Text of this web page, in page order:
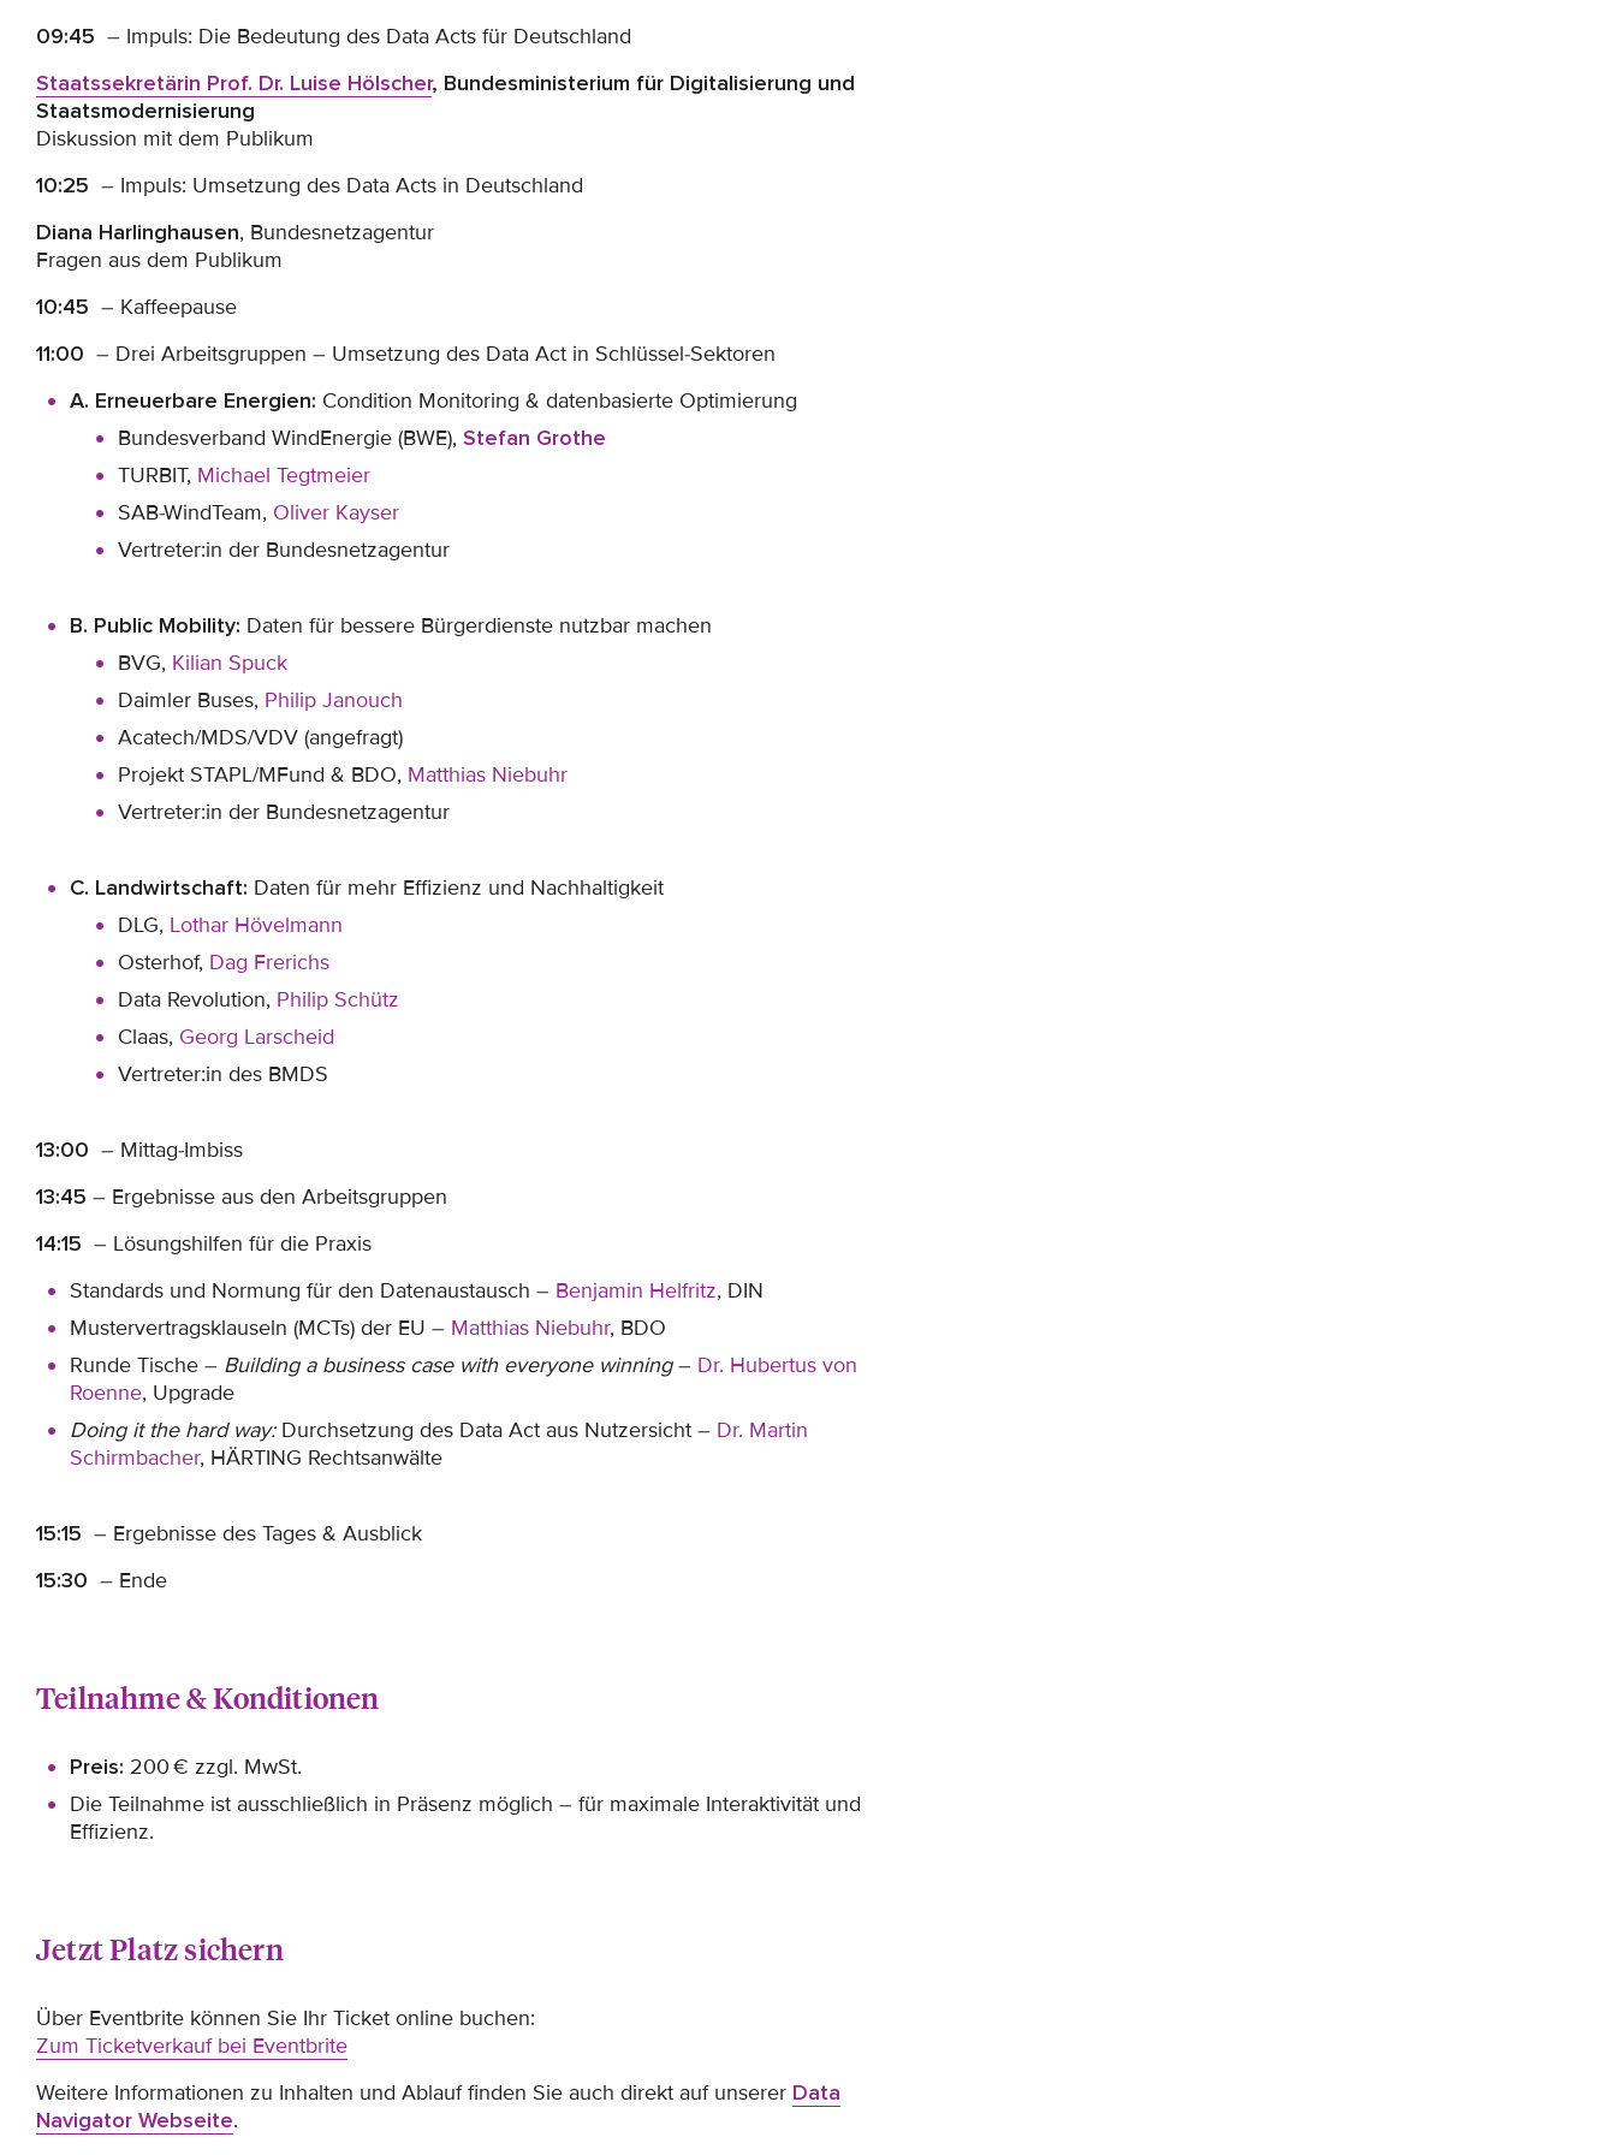
09:45 – Impuls: Die Bedeutung des Data Acts für Deutschland
Staatssekretärin Prof. Dr. Luise Hölscher, Bundesministerium für Digitalisierung und
Staatsmodernisierung
Diskussion mit dem Publikum
10:25 – Impuls: Umsetzung des Data Acts in Deutschland
Diana Harlinghausen, Bundesnetzagentur
Fragen aus dem Publikum
10:45 – Kaffeepause
11:00 – Drei Arbeitsgruppen – Umsetzung des Data Act in Schlüssel-Sektoren
A. Erneuerbare Energien: Condition Monitoring & datenbasierte Optimierung
Bundesverband WindEnergie (BWE), Stefan Grothe
TURBIT, Michael Tegtmeier
SAB-WindTeam, Oliver Kayser
Vertreter:in der Bundesnetzagentur
B. Public Mobility: Daten für bessere Bürgerdienste nutzbar machen
BVG, Kilian Spuck
Daimler Buses, Philip Janouch
Acatech/MDS/VDV (angefragt)
Projekt STAPL/MFund & BDO, Matthias Niebuhr
Vertreter:in der Bundesnetzagentur
C. Landwirtschaft: Daten für mehr Effizienz und Nachhaltigkeit
DLG, Lothar Hövelmann
Osterhof, Dag Frerichs
Data Revolution, Philip Schütz
Claas, Georg Larscheid
Vertreter:in des BMDS
13:00 – Mittag-Imbiss
13:45 – Ergebnisse aus den Arbeitsgruppen
14:15 – Lösungshilfen für die Praxis
Standards und Normung für den Datenaustausch – Benjamin Helfritz, DIN
Mustervertragsklauseln (MCTs) der EU – Matthias Niebuhr, BDO
Runde Tische – Building a business case with everyone winning– Dr. Hubertus von
Roenne, Upgrade
Doing it the hard way:Durchsetzung des Data Act aus Nutzersicht – Dr. Martin
Schirmbacher, HÄRTING Rechtsanwälte
15:15 – Ergebnisse des Tages & Ausblick
15:30 – Ende
Teilnahme & Konditionen
Preis: 200 € zzgl. MwSt.
Die Teilnahme ist ausschließlich in Präsenz möglich – für maximale Interaktivität und
Effizienz.
Jetzt Platz sichern
Über Eventbrite können Sie Ihr Ticket online buchen:
Zum Ticketverkauf bei Eventbrite
Weitere Informationen zu Inhalten und Ablauf finden Sie auch direkt auf unserer Data
Navigator Webseite.